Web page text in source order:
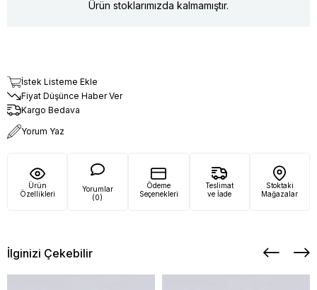
Ürün stoklarımızda kalmamıştır.
İstek Listeme Ekle
Fiyat Düşünce Haber Ver
Kargo Bedava
Yorum Yaz
Ürün
Özellikleri
Yorumlar
(0)
Ödeme
Seçenekleri
Teslimat
ve İade
Stoktaki
Mağazalar
İlginizi Çekebilir